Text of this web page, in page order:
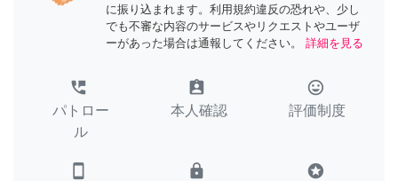
に振り込まれます。利用規約違反の恐れや、少し
でも不審な内容のサービスやリクエストやユーザ
ーがあった場合は通報してください。
詳細を見る
perm_phone_msg
パトロー
ル
assignment_ind
本人確認
tag_faces
評価制度
smartphone lock stars